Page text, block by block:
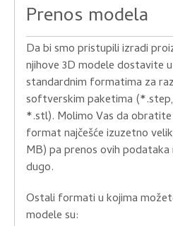
Prenos modela
Da bi smo pristupili izradi
njihove 3D modele dostavite
standardnim formatima za
softverskim paketima
*.stl). Molimo Vas da
format najčešće izuzetno
MB) pa prenos ovih
dugo.
Ostali formati u kojima
modele su: